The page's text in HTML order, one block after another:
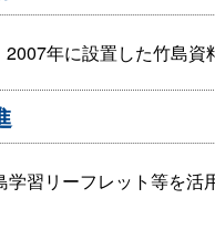
2007年に設置した竹島
習リーフレット等を